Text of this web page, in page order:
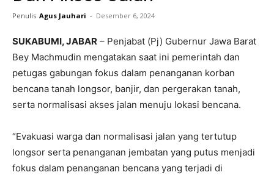
Penulis Agus Jauhari - Desember 6, 2024
SUKABUMI, JABAR – Penjabat (Pj) Gubernur Jawa Barat
Bey Machmudin mengatakan saat ini pemerintah dan
petugas gabungan fokus dalam penanganan korban
bencana tanah longsor, banjir, dan pergerakan tanah,
serta normalisasi akses jalan menuju lokasi bencana.
“Evakuasi warga dan normalisasi jalan yang tertutup
longsor serta penanganan jembatan yang putus menjadi
fokus dalam penanganan bencana yang terjadi di